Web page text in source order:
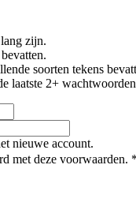
zijn.
soorten tekens
laatste 2+
nieuwe account.
met deze voorwaarden. *